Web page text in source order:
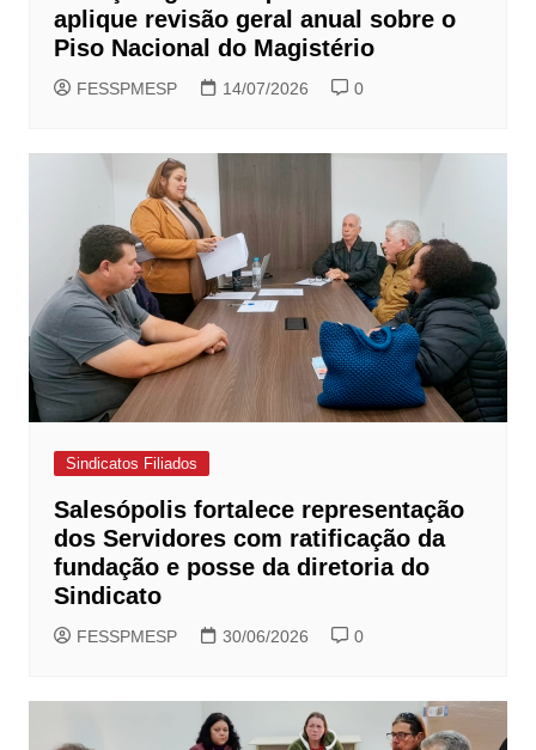
aplique revisão geral anual sobre o
Piso Nacional do Magistério
FESSPMESP 14/07/2026 0
Sindicatos Filiados
Salesópolis fortalece representação
dos Servidores com ratificação da
fundação e posse da diretoria do
Sindicato
FESSPMESP 30/06/2026 0